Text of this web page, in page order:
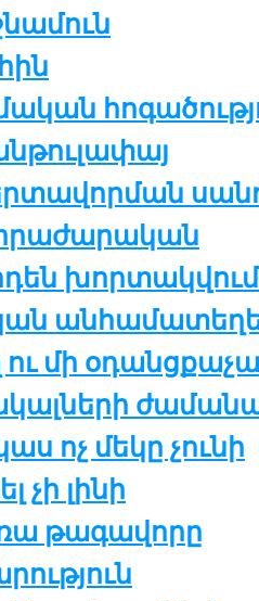
խորտակվում
մի
ոչ մե­կը չու­նի
չի լինի
թա­գա­վո­րը